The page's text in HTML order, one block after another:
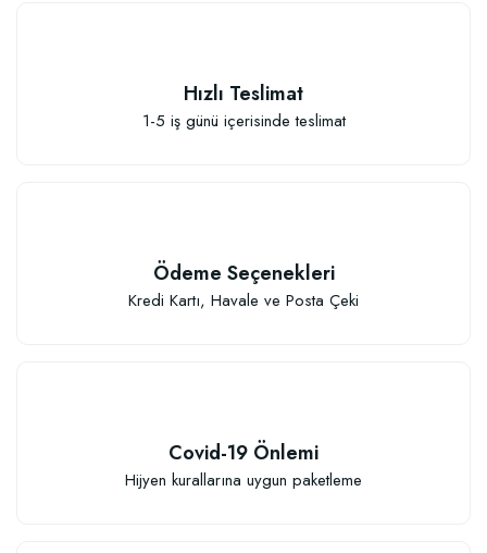
Hızlı Teslimat
1-5 iş günü içerisinde teslimat
Ödeme Seçenekleri
Kredi Kartı, Havale ve Posta Çeki
Covid-19 Önlemi
Hijyen kurallarına uygun paketleme